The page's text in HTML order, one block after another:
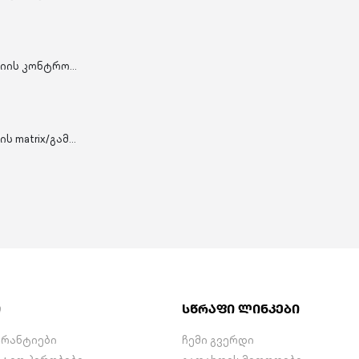
ECU-16 კომუნიკაციის კონტროლერი
HY3124 - 4 არხი ხმის matrix/გამაძლიერებელი 20 VAC
სწრაფი ლინკები
ჩემი გვერდი